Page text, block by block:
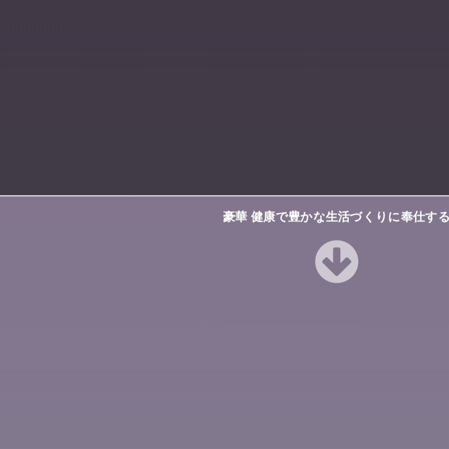
豪華 健康で豊かな生活づくりに奉仕す